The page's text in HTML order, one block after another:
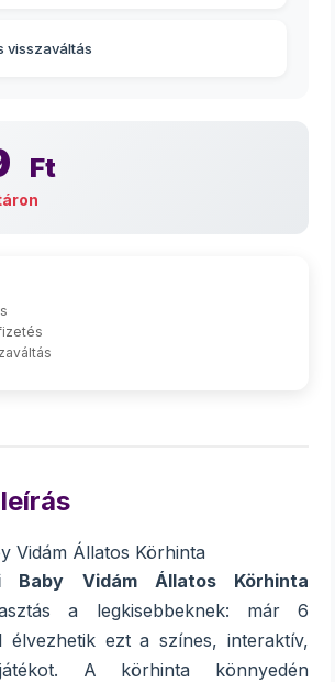
visszaváltás
Ft
Vidám Állatos Körhinta
Baby Vidám Állatos Körhinta
a legkisebbeknek: már 6
élvezhetik ezt a színes, interaktív,
A körhinta könnyedén